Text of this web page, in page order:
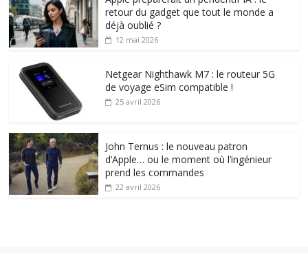
retour du gadget que tout le monde a
déjà oublié ?
12 mai 2026
Netgear Nighthawk M7 : le routeur 5G
de voyage eSim compatible !
25 avril 2026
John Ternus : le nouveau patron
d’Apple… ou le moment où l’ingénieur
prend les commandes
22 avril 2026